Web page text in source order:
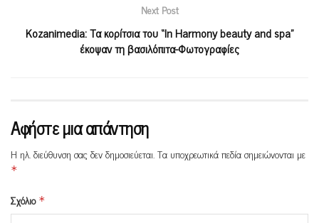
Next Post
Kozanimedia: Tα κορίτσια του “In Harmony beauty and spa”
έκοψαν τη βασιλόπιτα-Φωτογραφίες
Αφήστε μια απάντηση
Η ηλ. διεύθυνση σας δεν δημοσιεύεται.Τα υποχρεωτικά πεδία σημειώνονται με
*
Σχόλιο *